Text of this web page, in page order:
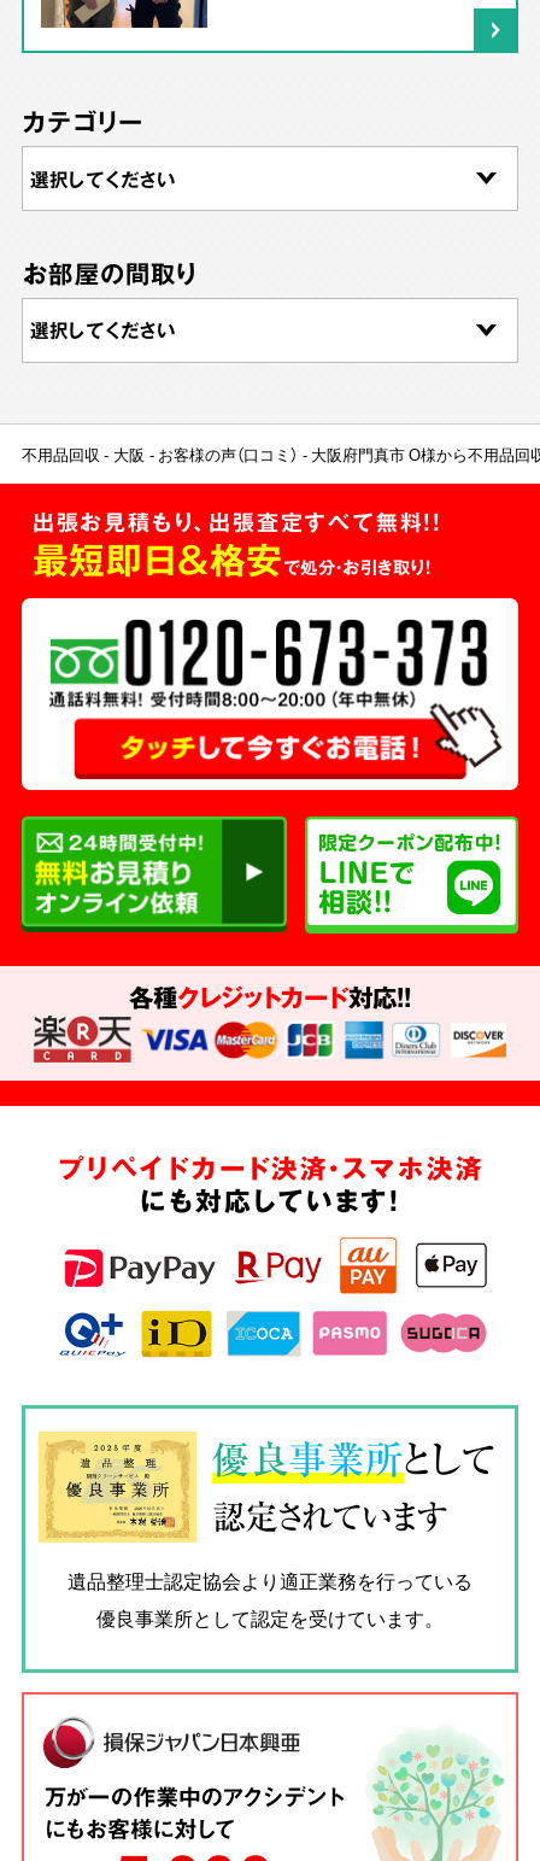
カテゴリー
お部屋の間取り
不用品回収 大阪 お客様の声（口コミ） 大阪府門真市 O様から不用品回
出張お見積もり、出張査定すべて無料!!
最短即日＆格安で処分・お引き取り！
各種クレジットカード対応!!
プリペイドカード決済・スマホ決済
にも対応しています!
優良事業所として
認定されています
遺品整理士認定協会より適正業務を行っている
優良事業所として認定を受けています。